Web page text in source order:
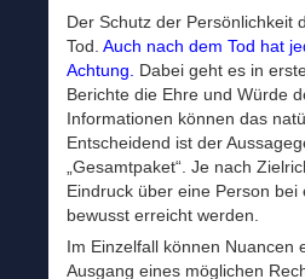
Der Schutz der Persönlichkeit
Tod. Auch nach dem Tod hat
Achtung.
Dabei geht es in
Berichte die Ehre und Würde
Informationen können das
Entscheidend ist der
„Gesamtpaket“. Je nach
Eindruck über eine Person
bewusst erreicht werden.
Im Einzelfall können Nuancen
Ausgang eines möglichen